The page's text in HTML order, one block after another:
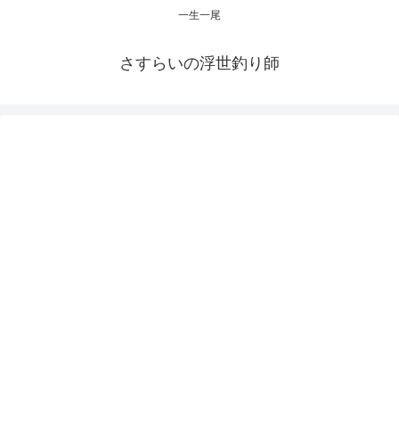
一生一尾
さすらいの浮世釣り師